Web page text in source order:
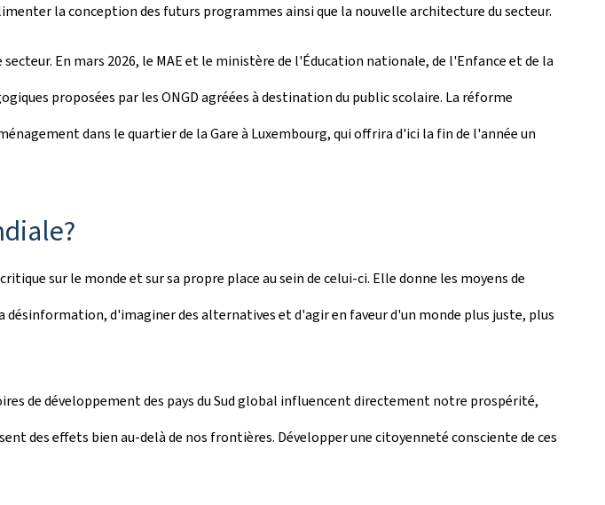
la conception des futurs programmes ainsi que la nouvelle architecture du secteur.
En mars 2026, le MAE et le ministère de l'Éducation nationale, de l'Enfance et de la
proposées par les ONGD agréées à destination du public scolaire. La réforme
dans le quartier de la Gare à Luxembourg, qui offrira d'ici la fin de l'année un
sur le monde et sur sa propre place au sein de celui-ci. Elle donne les moyens de
d'imaginer des alternatives et d'agir en faveur d'un monde plus juste, plus
de développement des pays du Sud global influencent directement notre prospérité,
des effets bien au-delà de nos frontières. Développer une citoyenneté consciente de ces